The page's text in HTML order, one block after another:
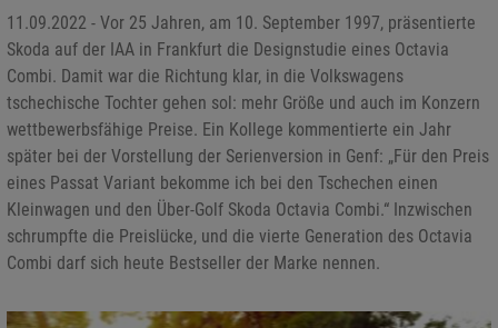
11.09.2022 - Vor 25 Jahren, am 10. September 1997, präsentierte
Skoda auf der IAA in Frankfurt die Designstudie eines Octavia
Combi. Damit war die Richtung klar, in die Volkswagens
tschechische Tochter gehen sol: mehr Größe und auch im Konzern
wettbewerbsfähige Preise. Ein Kollege kommentierte ein Jahr
später bei der Vorstellung der Serienversion in Genf: „Für den Preis
eines Passat Variant bekomme ich bei den Tschechen einen
Kleinwagen und den Über-Golf Skoda Octavia Combi.“ Inzwischen
schrumpfte die Preislücke, und die vierte Generation des Octavia
Combi darf sich heute Bestseller der Marke nennen.